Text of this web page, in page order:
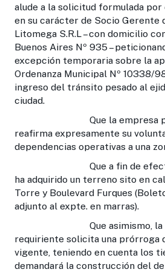
alude a la solicitud formulada por
en su carácter de Socio Gerente
Litomega S.R.L – con domicilio
Buenos Aires Nº 935 –
excepción temporaria sobre la
Ordenanza Municipal Nº 10338/
ingreso del tránsito pesado al
ciudad.
Que la empresa
reafirma expresamente su
dependencias operativas a una
Que a fin de
ha adquirido un terreno sito en
Torre y Boulevard Furques
adjunto al expte. en marras).
Que asimismo, la
requiriente solicita una prórroga
vigente, teniendo en cuenta los
demandará la construcción del